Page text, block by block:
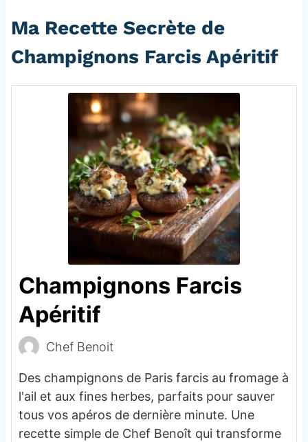
Ma Recette Secrète de
Champignons Farcis Apéritif
Champignons Farcis
Apéritif
Chef Benoit
Des champignons de Paris farcis au fromage à
l'ail et aux fines herbes, parfaits pour sauver
tous vos apéros de dernière minute. Une
recette simple de Chef Benoît qui transforme